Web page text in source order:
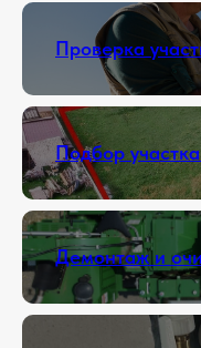
Проверка
Подбор
Демонтаж и